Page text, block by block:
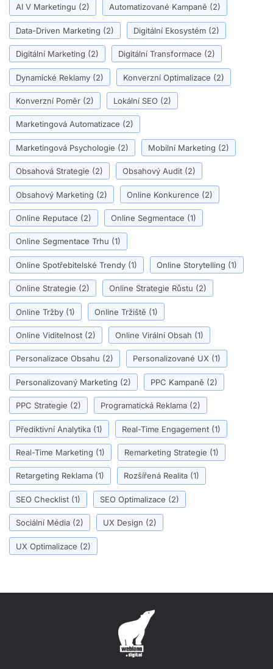
AI V Marketingu (2) Automatizované Kampaně (2)
Data-Driven Marketing (2) Digitální Ekosystém (2)
Digitální Marketing (2) Digitální Transformace (2)
Dynamické Reklamy (2) Konverzní Optimalizace (2)
Konverzní Poměr (2) Lokální SEO (2)
Marketingová Automatizace (2)
Marketingová Psychologie (2) Mobilní Marketing (2)
Obsahová Strategie (2) Obsahový Audit (2)
Obsahový Marketing (2) Online Konkurence (2)
Online Reputace (2) Online Segmentace (1)
Online Segmentace Trhu (1)
Online Spotřebitelské Trendy (1) Online Storytelling (1)
Online Strategie (2) Online Strategie Růstu (2)
Online Tržby (1) Online Tržiště (1)
Online Viditelnost (2) Online Virální Obsah (1)
Personalizace Obsahu (2) Personalizované UX (1)
Personalizovaný Marketing (2) PPC Kampaně (2)
PPC Strategie (2) Programatická Reklama (2)
Přediktivní Analytika (1) Real-Time Engagement (1)
Real-Time Marketing (1) Remarketing Strategie (1)
Retargeting Reklama (1) Rozšířená Realita (1)
SEO Checklist (1) SEO Optimalizace (2)
Sociální Média (2) UX Design (2)
UX Optimalizace (2)